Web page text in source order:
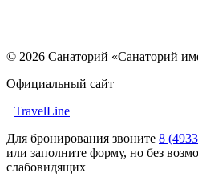
© 2026 Санаторий «Санаторий
Официальный сайт
TravelLine
Для бронирования звоните 8
или заполните форму, но без
слабовидящих